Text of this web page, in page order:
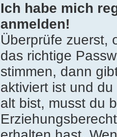
Ich habe mich
anmelden!
Überprüfe zuerst,
das richtige
stimmen, dann
aktiviert ist und
alt bist, musst du